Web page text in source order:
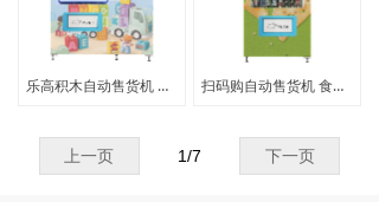
乐高积木自动售货机 盲盒玩具自助售卖机 扫码购自动售货机 食品饮料综合售卖机
上一页 下一页
1/7